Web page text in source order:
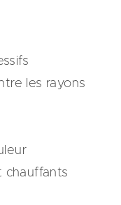
les rayons
chauffants